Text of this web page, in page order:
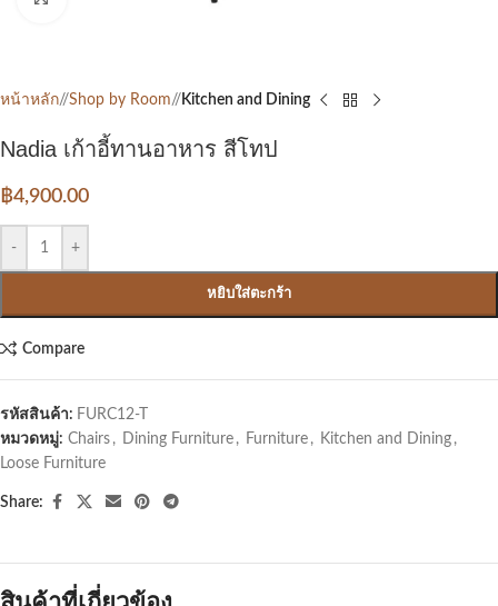
หน้าหลัก/ Shop by Room/ Kitchen and Dining
Nadia เก้าอี้ทานอาหาร สีโทป
฿4,900.00
- +
หยิบใส่ตะกร้า
Compare
รหัสสินค้า: FURC12-T
หมวดหมู่: Chairs , Dining Furniture , Furniture , Kitchen and Dining ,
Loose Furniture
Share: